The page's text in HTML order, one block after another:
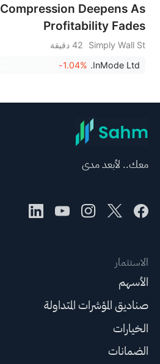
Compression Deepens As
Profitability Fades
Simply Wall St
42 دقيقة
InMode Ltd.
-1.04%
معك.. لأبعد مدى
الاستثمار
الأسهم
صناديق المؤشرات المتداولة
الخيارات
الضمانات